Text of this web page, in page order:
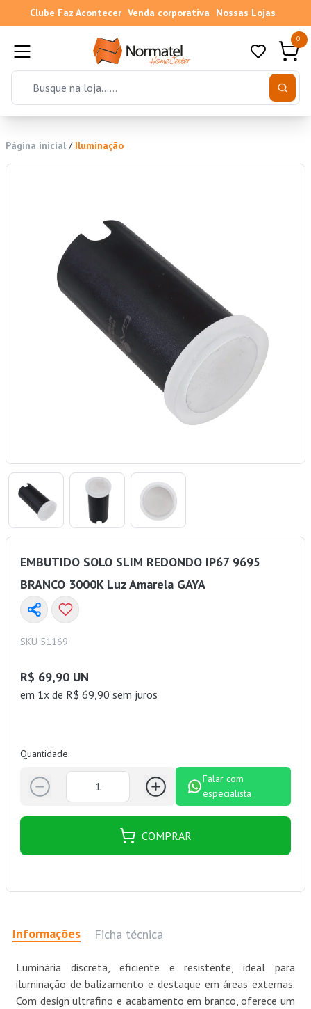
Clube Faz Acontecer Venda corporativa Nossas Lojas
0
Página inicial / Iluminação
EMBUTIDO SOLO SLIM REDONDO IP67 9695
BRANCO 3000K Luz Amarela GAYA
SKU 51169
R$ 69,90 UN
em 1x de R$ 69,90 sem juros
Quantidade:
Falar com
especialista
COMPRAR
Informações Ficha técnica
Luminária discreta, eficiente e resistente, ideal para
iluminação de balizamento e destaque em áreas externas.
Com design ultrafino e acabamento em branco, oferece um